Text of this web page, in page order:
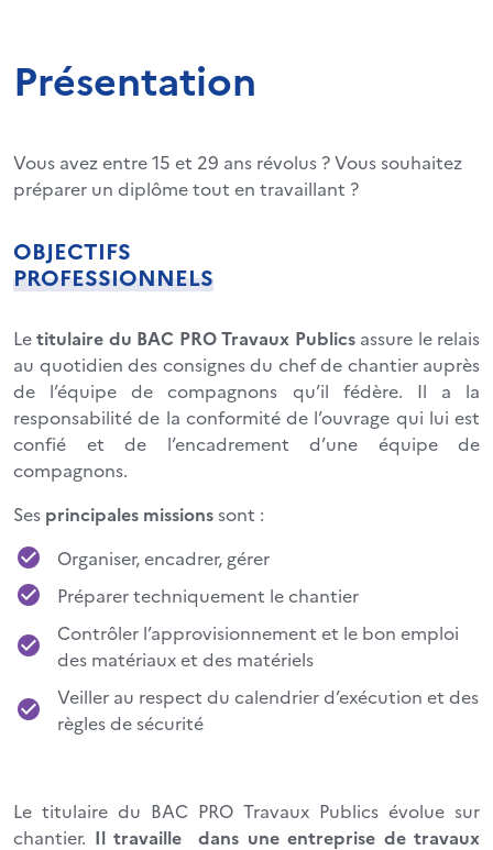
Présentation
Vous avez entre 15 et 29 ans révolus ? Vous souhaitez
préparer un diplôme tout en travaillant ?
OBJECTIFS
PROFESSIONNELS
Letitulaire du BAC PRO Travaux Publicsassure le relais
au quotidien des consignes du chef de chantier auprès
de l’équipe de compagnons qu’il fédère. Il a la
responsabilité de la conformité de l’ouvrage qui lui est
confié et de l’encadrement d’une équipe de
compagnons.
Ses principales missionssont :
Organiser, encadrer, gérer
Préparer techniquement le chantier
Contrôler l’approvisionnement et le bon emploi
des matériaux et des matériels
Veiller au respect du calendrier d’exécution et des
règles de sécurité
Le titulaire du BAC PRO Travaux Publics évolue sur
chantier. Il travaille dans une entreprise de travaux